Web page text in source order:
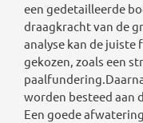
een gedetailleerde
draagkracht van de
analyse kan de
gekozen, zoals een
worden besteed aan
Een goede